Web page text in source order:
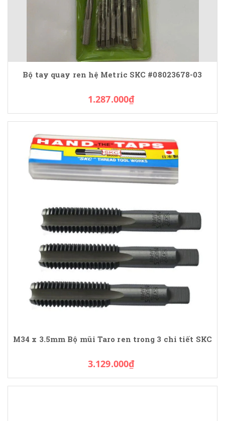
Bộ tay quay ren hệ Metric SKC #08023678-03
1.287.000₫
M34 x 3.5mm Bộ mũi Taro ren trong 3 chi tiết SKC
3.129.000₫